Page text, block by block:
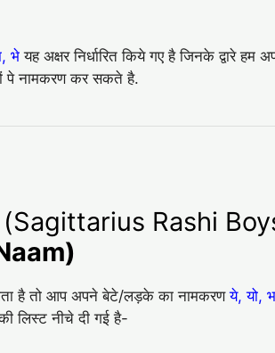
भे यह अक्षर निर्धारित किये गए है जिनके द्वारे
पे नामकरण कर सकते है.
(Sagittarius Rashi
है तो आप अपने बेटे/लड़के का नामकरणये, यो,
लिस्ट नीचे दी गई है-